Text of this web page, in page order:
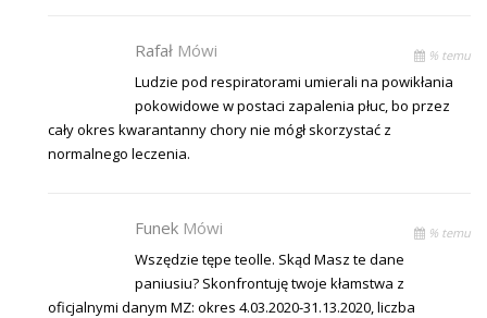
Rafał Mówi % temu
Ludzie pod respiratorami umierali na powikłania
pokowidowe w postaci zapalenia płuc, bo przez
cały okres kwarantanny chory nie mógł skorzystać z
normalnego leczenia.
Funek Mówi % temu
Wszędzie tępe teolle. Skąd Masz te dane
paniusiu? Skonfrontuję twoje kłamstwa z
oficjalnymi danym MZ: okres 4.03.2020-31.13.2020, liczba